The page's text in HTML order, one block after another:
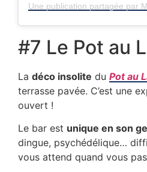
#7 Le Pot au
La déco insolite du Pot au
terrasse pavée. C’est une
ouvert !
Le bar est unique en son
dingue, psychédélique…
vous attend quand vous